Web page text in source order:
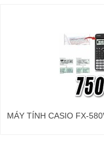
MÁY TÍNH CASIO FX-